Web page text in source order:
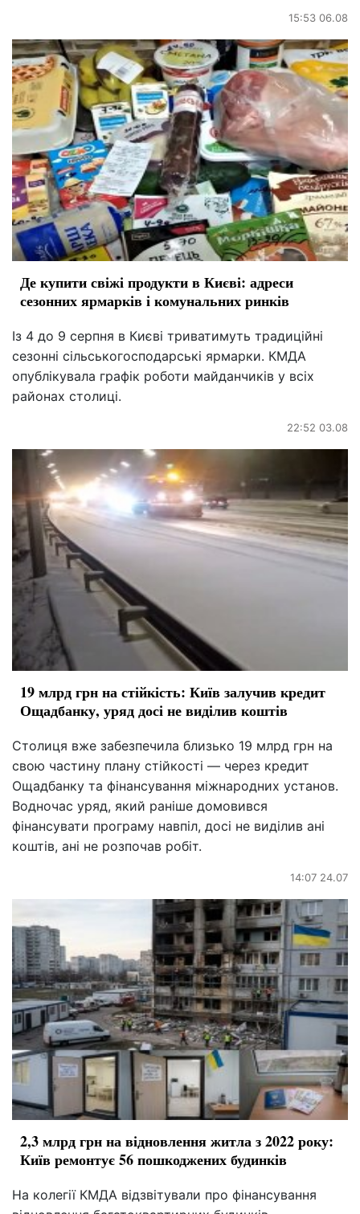
15:53 06.08
Де купити свіжі продукти в Києві: адреси
сезонних ярмарків і комунальних ринків
Із 4 до 9 серпня в Києві триватимуть традиційні
сезонні сільськогосподарські ярмарки. КМДА
опублікувала графік роботи майданчиків у всіх
районах столиці.
22:52 03.08
19 млрд грн на стійкість: Київ залучив кредит
Ощадбанку, уряд досі не виділив коштів
Столиця вже забезпечила близько 19 млрд грн на
свою частину плану стійкості — через кредит
Ощадбанку та фінансування міжнародних установ.
Водночас уряд, який раніше домовився
фінансувати програму навпіл, досі не виділив ані
коштів, ані не розпочав робіт.
14:07 24.07
2,3 млрд грн на відновлення житла з 2022 року:
Київ ремонтує 56 пошкоджених будинків
На колегії КМДА відзвітували про фінансування